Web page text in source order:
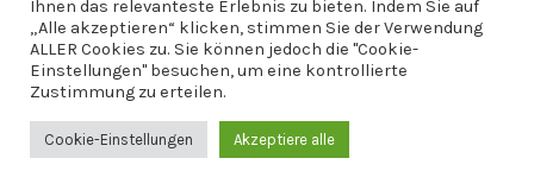
Copyright 2026 Rita Gumpricht
Powered by Kalpataru.de
Ihnen das relevanteste Erlebnis zu bieten. Indem Sie auf
„Alle akzeptieren“ klicken, stimmen Sie der Verwendung
ALLER Cookies zu. Sie können jedoch die "Cookie-
Einstellungen" besuchen, um eine kontrollierte
Zustimmung zu erteilen.
Cookie-Einstellungen Akzeptiere alle